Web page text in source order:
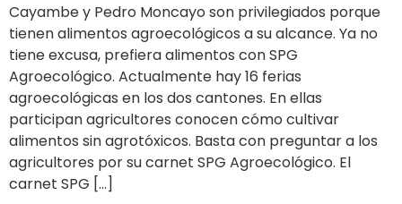
Cayambe y Pedro Moncayo son privilegiados porque
tienen alimentos agroecológicos a su alcance. Ya no
tiene excusa, prefiera alimentos con SPG
Agroecológico. Actualmente hay 16 ferias
agroecológicas en los dos cantones. En ellas
participan agricultores conocen cómo cultivar
alimentos sin agrotóxicos. Basta con preguntar a los
agricultores por su carnet SPG Agroecológico. El
carnet SPG […]